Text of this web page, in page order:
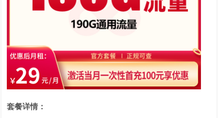
套餐详情：